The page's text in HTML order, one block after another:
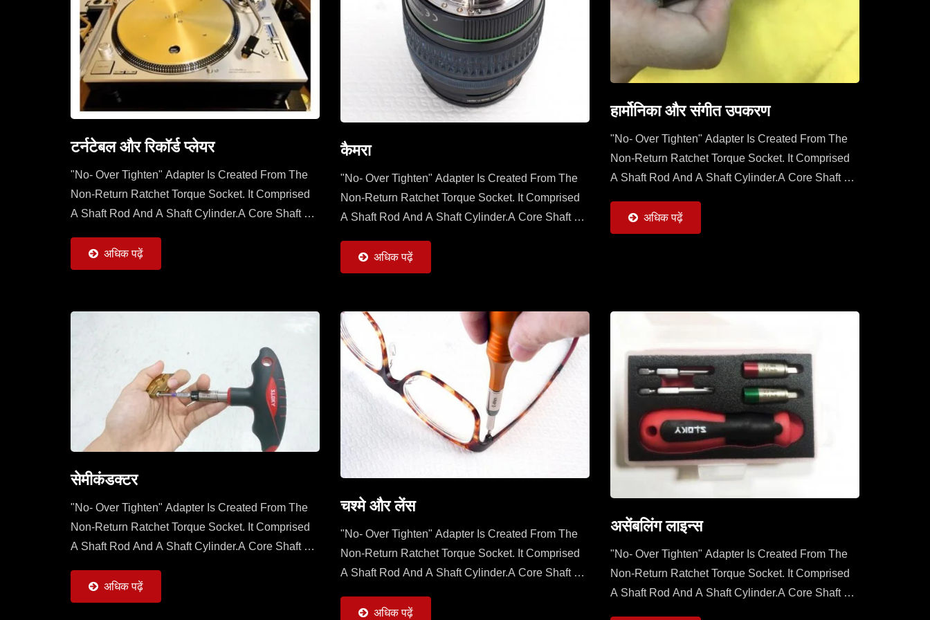
टर्नटेबल और रिकॉर्ड प्लेयर
"No- Over Tighten" Adapter Is Created From The
Non-Return Ratchet Torque Socket. It Comprised
A Shaft Rod And A Shaft Cylinder.A Core Shaft Of
Capable...अधिक पढ़ें
कैमरा
"No- Over Tighten" Adapter Is Created From The
Non-Return Ratchet Torque Socket. It Comprised
A Shaft Rod And A Shaft Cylinder.A Core Shaft Of
Capable...अधिक पढ़ें
हार्मोनिका और संगीत उपकरण
"No- Over Tighten" Adapter Is Created From The
Non-Return Ratchet Torque Socket. It Comprised
A Shaft Rod And A Shaft Cylinder.A Core Shaft Of
Capable...अधिक पढ़ें
सेमीकंडक्टर
"No- Over Tighten" Adapter Is Created From The
Non-Return Ratchet Torque Socket. It Comprised
A Shaft Rod And A Shaft Cylinder.A Core Shaft Of
Capable...अधिक पढ़ें
चश्मे और लेंस
"No- Over Tighten" Adapter Is Created From The
Non-Return Ratchet Torque Socket. It Comprised
A Shaft Rod And A Shaft Cylinder.A Core Shaft Of
Capable...अधिक पढ़ें
असेंबलिंग लाइन्स
"No- Over Tighten" Adapter Is Created From The
Non-Return Ratchet Torque Socket. It Comprised
A Shaft Rod And A Shaft Cylinder.A Core Shaft Of